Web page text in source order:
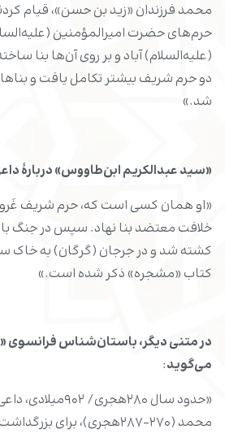
محمد فرزندان «زید بن حسن»، قیام
حرم‌های حضرت امیرالمؤمنین
(علیه‌السلام) آباد و بر روی آن‌ها بنا
دو حرم شریف بیشتر تکامل یافت و
شد.»
«سید عبدالکریم ابن‌طاووس» دربارۀ
«او همان کسی است که، حرم شریف
خلافت معتضد بنا نهاد. سپس در جنگ
کشته شد و در جرجان (گرگان) به خاک
کتاب «مشجره» ذکر شده است.»
در متنی دیگر، باستان‌شناس فرانسوی
می‌گوید:
«حدود سال ۲۸۰هجری/
محمد (۲۷۰–۲۸۷هجری)، برای